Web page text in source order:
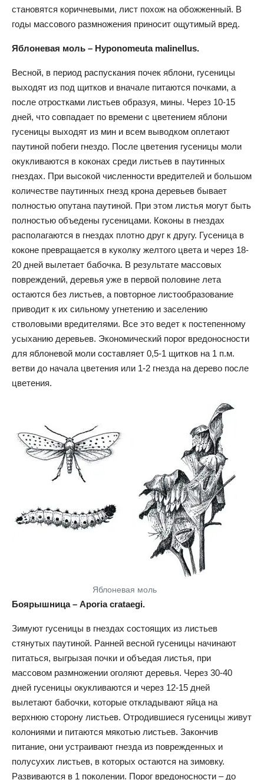
становятся коричневыми, лист похож на обожженный. В
годы массового размножения приносит ощутимый вред.
Яблоневая моль – Hyponomeuta malinellus.
Весной, в период распускания почек яблони, гусеницы
выходят из под щитков и вначале питаются почками, а
после отростками листьев образуя, мины. Через 10-15
дней, что совпадает по времени с цветением яблони
гусеницы выходят из мин и всем выводком оплетают
паутиной побеги гнездо. После цветения гусеницы моли
окукливаются в коконах среди листьев в паутинных
гнездах. При высокой численности вредителей и большом
количестве паутинных гнезд крона деревьев бывает
полностью опутана паутиной. При этом листья могут быть
полностью объедены гусеницами. Коконы в гнездах
располагаются в гнездах плотно друг к другу. Гусеница в
коконе превращается в куколку желтого цвета и через 18-
20 дней вылетает бабочка. В результате массовых
повреждений, деревья уже в первой половине лета
остаются без листьев, а повторное листообразование
приводит к их сильному угнетению и заселению
стволовыми вредителями. Все это ведет к постепенному
усыханию деревьев. Экономический порог вредоносности
для яблоневой моли составляет 0,5-1 щитков на 1 п.м.
ветви до начала цветения или 1-2 гнезда на дерево после
цветения.
Яблоневая моль
Боярышница – Aporia crataegi.
Зимуют гусеницы в гнездах состоящих из листьев
стянутых паутиной. Ранней весной гусеницы начинают
питаться, выгрызая почки и объедая листья, при
массовом размножении оголяют деревья. Через 30-40
дней гусеницы окукливаются и через 12-15 дней
вылетают бабочки, которые откладывают яйца на
верхнюю сторону листьев. Отродившиеся гусеницы живут
колониями и питаются мякотью листьев. Закончив
питание, они устраивают гнезда из поврежденных и
полусухих листьев, в которых остаются на зимовку.
Развиваются в 1 поколении. Порог вредоносности – до